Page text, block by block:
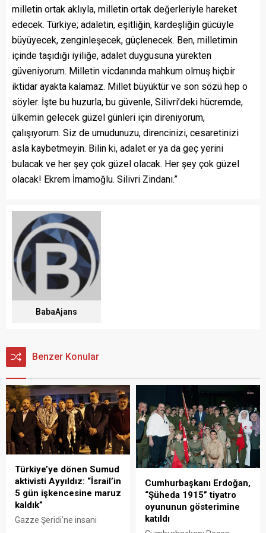
milletin ortak aklıyla, milletin ortak değerleriyle hareket
edecek. Türkiye; adaletin, eşitliğin, kardeşliğin gücüyle
büyüyecek, zenginleşecek, güçlenecek. Ben, milletimin
içinde taşıdığı iyiliğe, adalet duygusuna yürekten
güveniyorum. Milletin vicdanında mahkum olmuş hiçbir
iktidar ayakta kalamaz. Millet büyüktür ve son sözü hep o
söyler. İşte bu huzurla, bu güvenle, Silivri’deki hücremde,
ülkemin gelecek güzel günleri için direniyorum,
çalışıyorum. Siz de umudunuzu, direncinizi, cesaretinizi
asla kaybetmeyin. Bilin ki, adalet er ya da geç yerini
bulacak ve her şey çok güzel olacak. Her şey çok güzel
olacak! Ekrem İmamoğlu. Silivri Zindanı.”
BabaAjans
Benzer Konular
Türkiye’ye dönen Sumud
aktivisti Ayyıldız: “İsrail’in
5 gün işkencesine maruz
kaldık”
Gazze Şeridi’ne insani
Cumhurbaşkanı Erdoğan,
“Şüheda 1915” tiyatro
oyununun gösterimine
katıldı